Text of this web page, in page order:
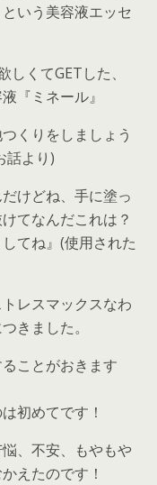
いう美容液エッセ
くてGETした、
『ミネール』
くりをしましょう
話より)
けどね、手に塗っ
てなんだこれは？
てね』(使用された
レスマックスなわ
きました。
ことがおきます
初めてです！
、不安、もやもや
えたのです！